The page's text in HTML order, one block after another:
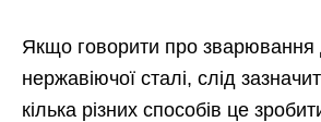
Якщо говорити про зварювання
нержавіючої сталі, слід
кілька різних способів це